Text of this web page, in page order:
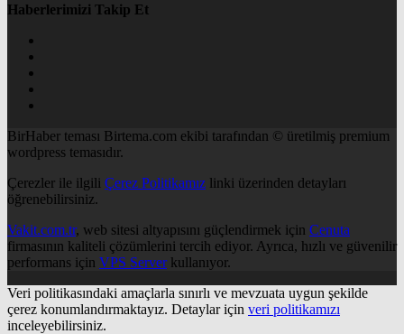
Haberlerimizi Takip Et
BirHaber teması Birtema.com ekibi tarafından © üretilmiş premium
wordpress temasıdır.
Çerezler ile ilgili Çerez Politikamız linki üzerinden detayları
öğrenebilirsiniz.
Vakit.com.tr, web sitesi altyapısını güçlendirmek için Cenuta
firmasının kaliteli çözümlerini tercih ediyor. Ayrıca, hızlı ve güvenilir
performans için VPS Serverkullanıyor.
Veri politikasındaki amaçlarla sınırlı ve mevzuata uygun şekilde
çerez konumlandırmaktayız. Detaylar için veri politikamızı
inceleyebilirsiniz.